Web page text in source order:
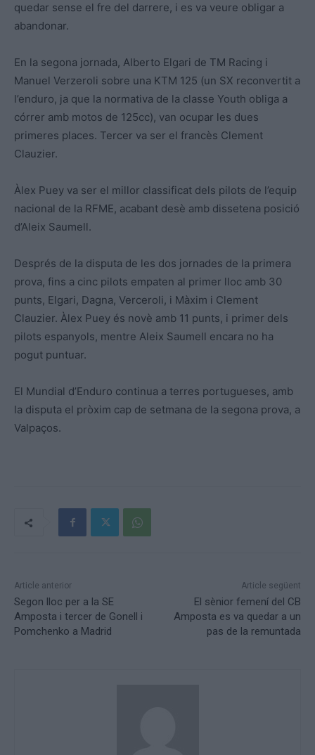
quedar sense el fre del darrere, i es va veure obligar a
abandonar.
En la segona jornada, Alberto Elgari de TM Racing i
Manuel Verzeroli sobre una KTM 125 (un SX reconvertit a
l’enduro, ja que la normativa de la classe Youth obliga a
córrer amb motos de 125cc), van ocupar les dues
primeres places. Tercer va ser el francès Clement
Clauzier.
Àlex Puey va ser el millor classificat dels pilots de l’equip
nacional de la RFME, acabant desè amb dissetena posició
d’Aleix Saumell.
Després de la disputa de les dos jornades de la primera
prova, fins a cinc pilots empaten al primer lloc amb 30
punts, Elgari, Dagna, Verceroli, i Màxim i Clement
Clauzier. Àlex Puey és novè amb 11 punts, i primer dels
pilots espanyols, mentre Aleix Saumell encara no ha
pogut puntuar.
El Mundial d’Enduro continua a terres portugueses, amb
la disputa el pròxim cap de setmana de la segona prova, a
Valpaços.
Article anterior
Segon lloc per a la SE
Amposta i tercer de Gonell i
Pomchenko a Madrid
Article següent
El sènior femení del CB
Amposta es va quedar a un
pas de la remuntada